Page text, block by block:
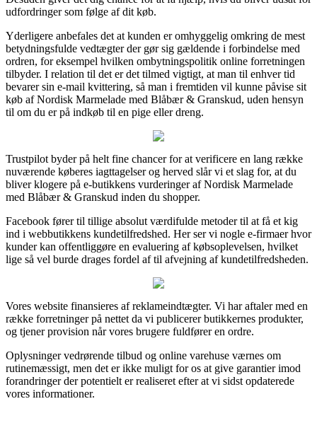
udfordringer som følge af dit køb.
Yderligere anbefales det at kunden er omhyggelig omkring de mest
betydningsfulde vedtægter der gør sig gældende i forbindelse med
ordren, for eksempel hvilken ombytningspolitik online forretningen
tilbyder. I relation til det er det tilmed vigtigt, at man til enhver tid
bevarer sin e-mail kvittering, så man i fremtiden vil kunne påvise sit
køb af Nordisk Marmelade med Blåbær & Granskud, uden hensyn
til om du er på indkøb til en pige eller dreng.
Trustpilot byder på helt fine chancer for at verificere en lang række
nuværende køberes iagttagelser og herved slår vi et slag for, at du
bliver klogere på e-butikkens vurderinger af Nordisk Marmelade
med Blåbær & Granskud inden du shopper.
Facebook fører til tillige absolut værdifulde metoder til at få et kig
ind i webbutikkens kundetilfredshed. Her ser vi nogle e-firmaer hvor
kunder kan offentliggøre en evaluering af købsoplevelsen, hvilket
lige så vel burde drages fordel af til afvejning af kundetilfredsheden.
Vores website finansieres af reklameindtægter. Vi har aftaler med en
række forretninger på nettet da vi publicerer butikkernes produkter,
og tjener provision når vores brugere fuldfører en ordre.
Oplysninger vedrørende tilbud og online varehuse værnes om
rutinemæssigt, men det er ikke muligt for os at give garantier imod
forandringer der potentielt er realiseret efter at vi sidst opdaterede
vores informationer.